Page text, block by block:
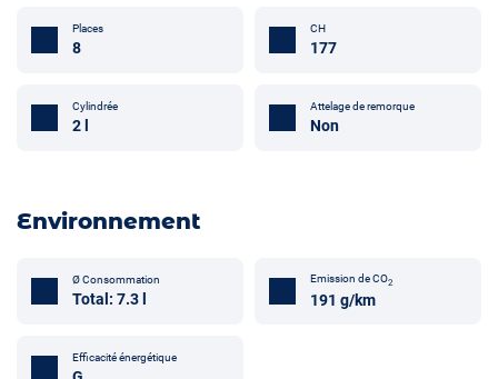
Places
8
CH
177
Cylindrée
2 l
Attelage de remorque
Non
Environnement
Ø Consommation
Total: 7.3 l
Emission de CO2
191 g/km
Efficacité énergétique